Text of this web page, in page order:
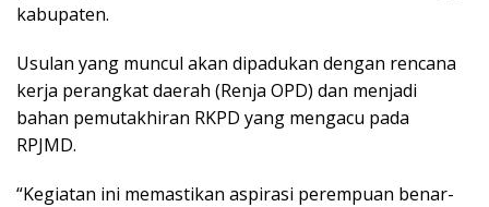
kabupaten.
Usulan yang muncul akan dipadukan dengan rencana
kerja perangkat daerah (Renja OPD) dan menjadi
bahan pemutakhiran RKPD yang mengacu pada
RPJMD.
“Kegiatan ini memastikan aspirasi perempuan benar-